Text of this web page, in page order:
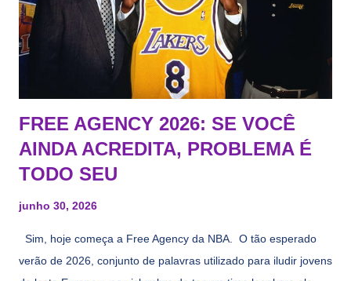
FREE AGENCY 2026: SE VOCÊ
AINDA ACREDITA, PROBLEMA É
TODO SEU
junho 30, 2026
Sim, hoje começa a Free Agency da NBA. O tão esperado
verão de 2026, conjunto de palavras utilizado para iludir jovens